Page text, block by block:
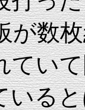
が数
てい
いる